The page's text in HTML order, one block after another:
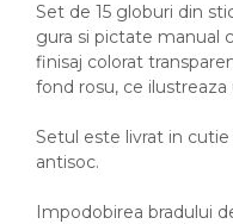
Set de 15 globuri din
gura si pictate manual
finisaj colorat
fond rosu, ce ilustreaza
Setul este livrat in
antisoc.
Impodobirea bradului